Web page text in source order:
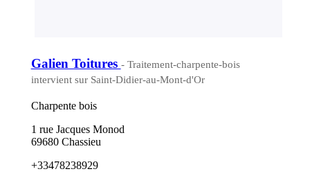
Galien Toitures - Traitement-charpente-bois
intervient sur Saint-Didier-au-Mont-d'Or
Charpente bois
1 rue Jacques Monod
69680 Chassieu
+33478238929